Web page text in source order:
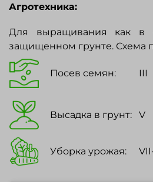
Агротехника:
Для выращивания как в
защищенном грунте. Схема
Посев семян: III
Высадка в грунт: V
Уборка урожая: